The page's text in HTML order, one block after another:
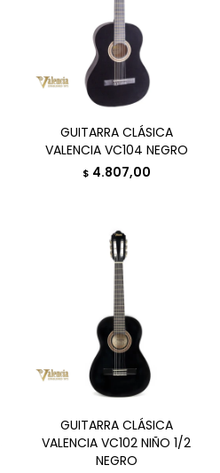
GUITARRA CLÁSICA
VALENCIA VC104 NEGRO
$ 4.807,00
GUITARRA CLÁSICA
VALENCIA VC102 NIÑO 1/2
NEGRO